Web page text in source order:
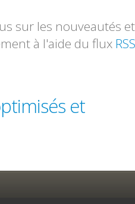
sur les nouveautés
à l'aide du flux RSS
et